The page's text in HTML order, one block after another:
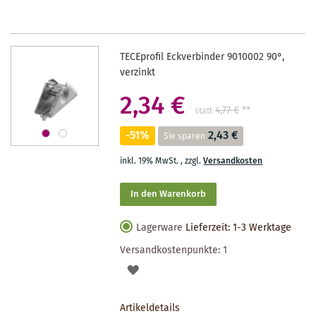
TECEprofil Eckverbinder 9010002 90°,
verzinkt
2,34 € statt 4,77 €**
-51% Sie sparen 2,43 €
inkl. 19% MwSt.,zzgl.Versandkosten
In den Warenkorb
Lagerware Lieferzeit: 1-3 Werktage
Versandkostenpunkte:1
AUF
Artikeldetails